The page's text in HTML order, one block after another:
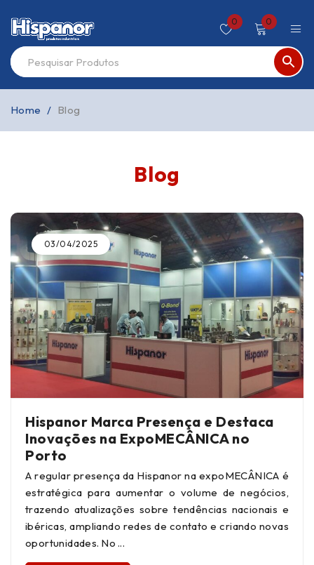
0 0
Blog
Home / Blog
03/04/2025
Hispanor Marca Presença e Destaca
Inovações na ExpoMECÂNICA no
Porto
A regular presença da Hispanor na expoMECÂNICA é
estratégica para aumentar o volume de negócios,
trazendo atualizações sobre tendências nacionais e
ibéricas, ampliando redes de contato e criando novas
oportunidades. No